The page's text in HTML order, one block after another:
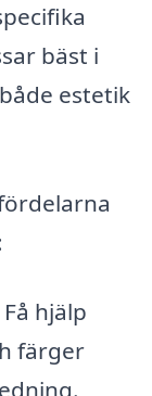
bäst i
estetik
Få hjälp
färger